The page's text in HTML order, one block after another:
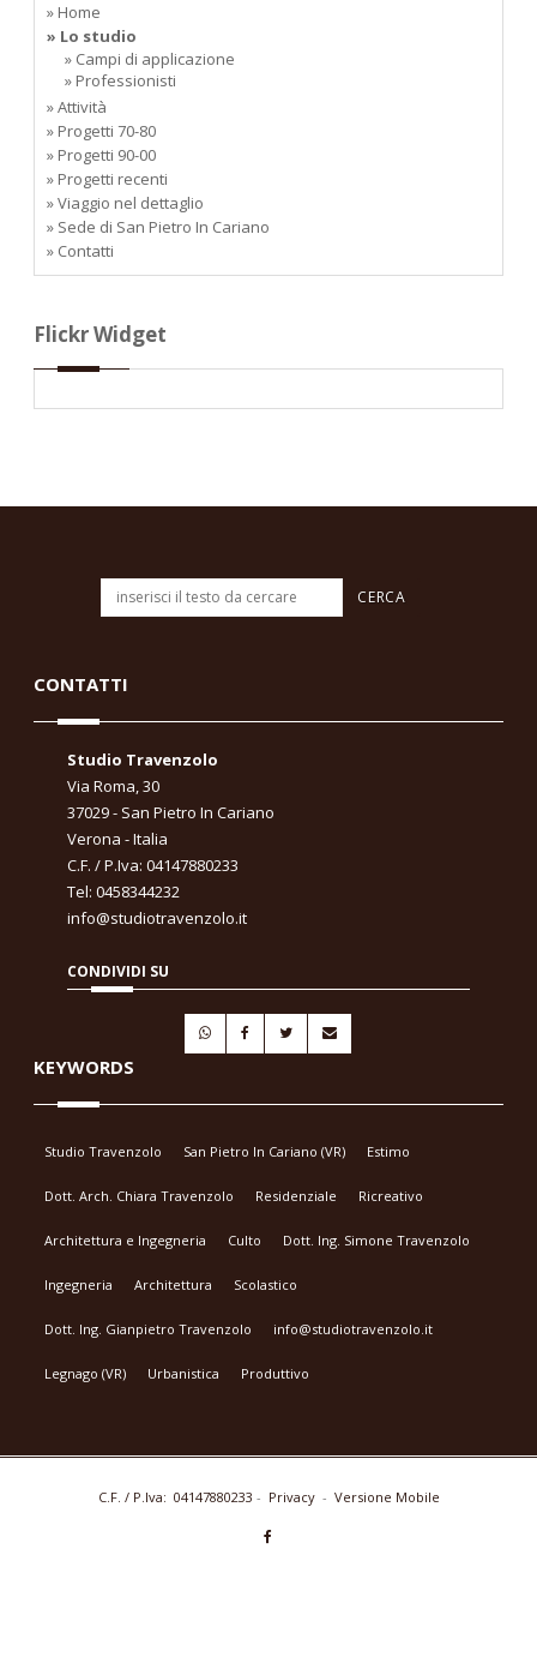
» Home
» Lo studio
» Campi di applicazione
» Professionisti
» Attività
» Progetti 70-80
» Progetti 90-00
» Progetti recenti
» Viaggio nel dettaglio
» Sede di San Pietro In Cariano
» Contatti
Flickr Widget
CONTATTI
Studio Travenzolo
Via Roma, 30
37029 - San Pietro In Cariano
Verona - Italia
C.F. / P.Iva: 04147880233
Tel: 0458344232
info@studiotravenzolo.it
CONDIVIDI SU
KEYWORDS
Studio Travenzolo San Pietro In Cariano (VR) Estimo
Dott. Arch. Chiara Travenzolo Residenziale Ricreativo
Architettura e Ingegneria Culto Dott. Ing. Simone Travenzolo
Ingegneria Architettura Scolastico
Dott. Ing. Gianpietro Travenzolo info@studiotravenzolo.it
Legnago (VR) Urbanistica Produttivo
C.F. / P.Iva: 04147880233 - Privacy - Versione Mobile